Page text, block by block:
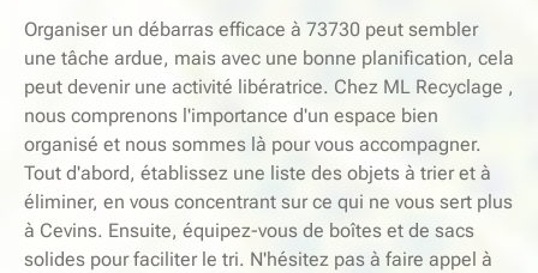
Organiser un débarras efficace à 73730 peut sembler
une tâche ardue, mais avec une bonne planification, cela
peut devenir une activité libératrice. Chez ML Recyclage ,
nous comprenons l'importance d'un espace bien
organisé et nous sommes là pour vous accompagner.
Tout d'abord, établissez une liste des objets à trier et à
éliminer, en vous concentrant sur ce qui ne vous sert plus
à Cevins. Ensuite, équipez-vous de boîtes et de sacs
solides pour faciliter le tri. N'hésitez pas à faire appel à